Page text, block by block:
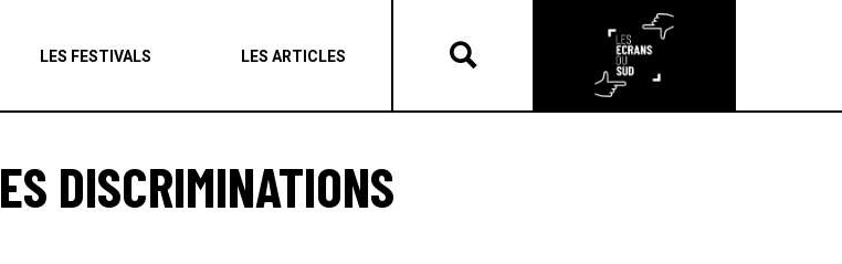
LES FESTIVALS LES ARTICLES
Les articles
DISCRIMINATIONS